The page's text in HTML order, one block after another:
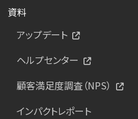
資料
アップデート
ヘルプセンター
顧客満足度調査（NPS）
インパクトレポート